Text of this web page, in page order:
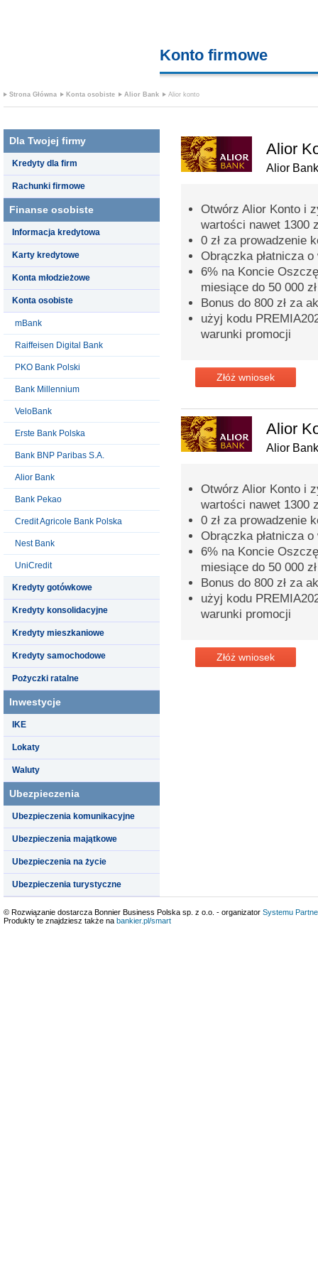
Konto firmowe
Strona Główna Konta osobiste Alior Bank Alior konto
Dla Twojej firmy
Kredyty dla firm
Rachunki firmowe
Finanse osobiste
Informacja kredytowa
Karty kredytowe
Konta młodzieżowe
Konta osobiste
mBank
Raiffeisen Digital Bank
PKO Bank Polski
Bank Millennium
VeloBank
Erste Bank Polska
Bank BNP Paribas S.A.
Alior Bank
Bank Pekao
Credit Agricole Bank Polska
Nest Bank
UniCredit
Kredyty gotówkowe
Kredyty konsolidacyjne
Kredyty mieszkaniowe
Kredyty samochodowe
Pożyczki ratalne
Inwestycje
IKE
Lokaty
Waluty
Ubezpieczenia
Ubezpieczenia komunikacyjne
Ubezpieczenia majątkowe
Ubezpieczenia na życie
Ubezpieczenia turystyczne
Alior
Alior Bank
Otwórz Alior Konto i
wartości nawet 1300
0 zł za prowadzenie
Obrączka płatnicza o
6% na Koncie
miesiące do 50 000 zł
Bonus do 800 zł za
użyj kodu
warunki promocji
Złóż wniosek
Alior
Alior Bank
Otwórz Alior Konto i
wartości nawet 1300
0 zł za prowadzenie
Obrączka płatnicza o
6% na Koncie
miesiące do 50 000 zł
Bonus do 800 zł za
użyj kodu
warunki promocji
Złóż wniosek
© Rozwiązanie dostarcza Bonnier Business Polska sp. z o.o. - organizator Systemu
Produkty te znajdziesz także na bankier.pl/smart